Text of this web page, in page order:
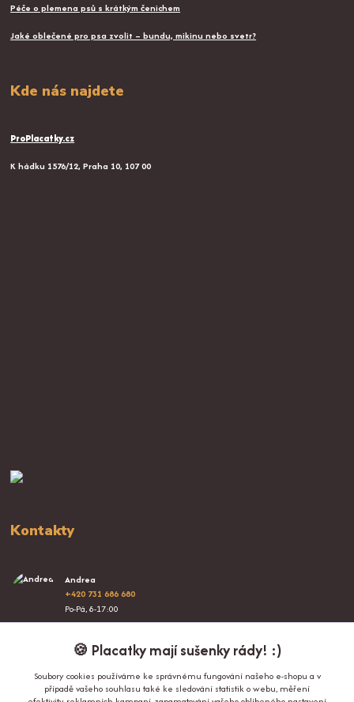
Péče o plemena psů s krátkým čenichem
Jaké oblečené pro psa zvolit – bundu, mikinu nebo svetr?
Kde nás najdete
ProPlacatky.cz
K hádku 1576/12, Praha 10, 107 00
Kontakty
Andrea
+420 731 686 680
Po-Pá, 8-17:00
info@proplacatky.cz🍪 Placatky mají sušenky rády! :)
Soubory cookies používáme ke správnému fungování našeho e-shopu a v
případě vašeho souhlasu také ke sledování statistik o webu, měření